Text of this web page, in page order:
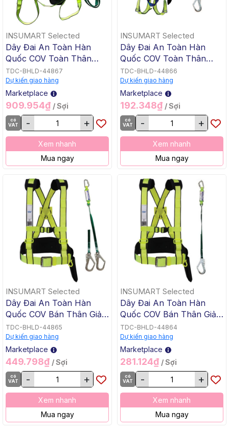
INSUMART Selected
Dây Đai An Toàn Hàn
Quốc COV Toàn Thân
Giảm Sốc 2 Móc Nhôm
TDC-BHLD-44867
Dự kiến giao hàng
Marketplace
909.954₫ / Sợi
có
VAT
- +
Xem nhanh
Mua ngay
INSUMART Selected
Dây Đai An Toàn Hàn
Quốc COV Toàn Thân
Giảm Sốc 1 Móc Nhôm
TDC-BHLD-44866
Dự kiến giao hàng
Marketplace
192.348₫ / Sợi
có
VAT
- +
Xem nhanh
Mua ngay
INSUMART Selected
Dây Đai An Toàn Hàn
Quốc COV Bán Thân Giảm
Sốc 2 Móc Nhôm
TDC-BHLD-44865
Dự kiến giao hàng
Marketplace
449.798₫ / Sợi
có
VAT
- +
Xem nhanh
Mua ngay
INSUMART Selected
Dây Đai An Toàn Hàn
Quốc COV Bán Thân Giảm
Sốc 1 Móc Nhôm
TDC-BHLD-44864
Dự kiến giao hàng
Marketplace
281.124₫ / Sợi
có
VAT
- +
Xem nhanh
Mua ngay